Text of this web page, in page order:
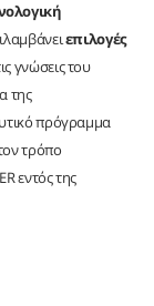
επιλογές
γνώσεις του
της
πρόγραμμα
τρόπο
εντός της